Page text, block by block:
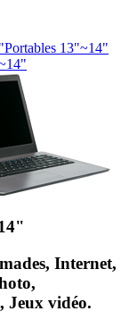
Portables 13"~14"
Internet,
Jeux vidéo.